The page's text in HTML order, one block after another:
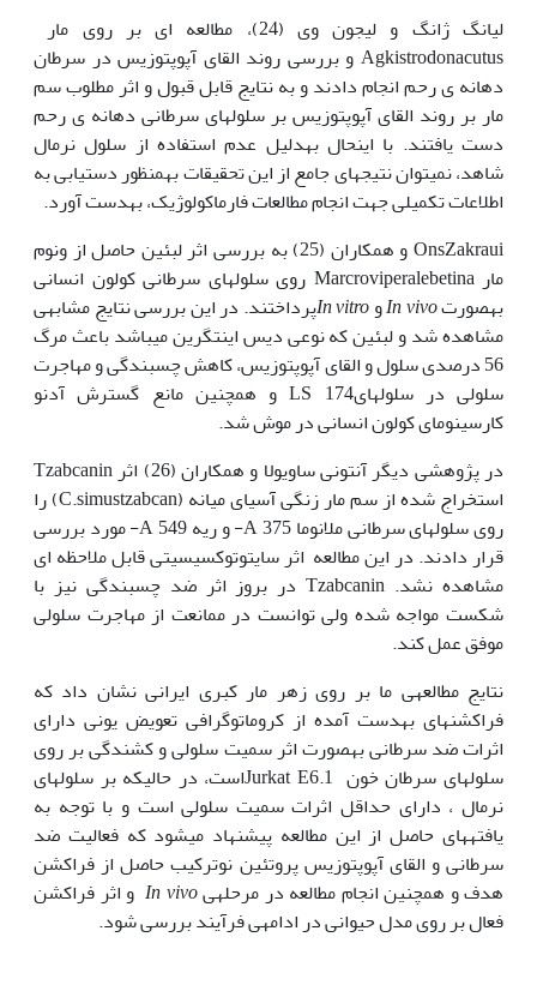
لیانگ ژانگ و لیجون وی (24)، مطالعه ای بر روی مار
Agkistrodonacutus و بررسی روند القای آپوپتوزیس در سرطان
دهانه ی رحم انجام دادند و به نتایج قابل قبول و اثر مطلوب سم
مار بر روند القای آپوپتوزیس بر سلول‫های سرطانی دهانه ی رحم
دست یافتند. با این‫حال به‫دلیل عدم استفاده از سلول نرمال
شاهد‫، نمی‫توان نتیجه‫ای جامع از این تحقیقات به‫منظور دست‫یابی به
اطلاعات تکمیلی جهت انجام مطالعات فارماکولوژیک‫، به‫دست آورد.
OnsZakraui و همکاران (25) به بررسی اثر لبئین حاصل از ونوم
مار Marcroviperalebetina روی سلول‫های سرطانی کولون انسانی
به‫صورت
In vivoوIn vitroپرداختند. در این بررسی نتایج مشابهی
مشاهده شد و لبئین که نوعی دیس اینتگرین می‫باشد باعث مرگ
56 درصدی سلول و القای آپوپتوزیس، کاهش چسبندگی و مهاجرت
سلولی در سلول‫های174 LS و همچنین مانع گسترش آدنو
کارسینومای کولون انسانی در موش شد.
در پژوهشی دیگر آنتونی ساویولا و همکاران (26) اثر Tzabcanin
استخراج شده از سم مار زنگی آسیای میانه (C.simustzabcan) را
روی سلول‫های سرطانی ملانوما 375 A- و ریه 549 A- مورد بررسی
قرار دادند. در این مطالعه اثر سایتوتوکسیسیتی قابل ملاحظه ای
مشاهده نشد. Tzabcanin در بروز اثر ضد چسبندگی نیز با
شکست مواجه شده ولی توانست در ممانعت از مهاجرت سلولی
موفق عمل کند.
نتایج مطالعه‫ی ما بر روی زهر مار کبری ایرانی نشان داد که
فراکشن‫های به‫دست آمده از کروماتوگرافی تعویض یونی دارای
اثرات ضد سرطانی به‫صورت اثر سمیت سلولی و کشندگی بر روی
سلول‫های سرطان خون Jurkat E6.1است، در حالی‫که بر سلول‫های
نرمال ، دارای حداقل اثرات سمیت سلولی است و با توجه به
یافته‫های حاصل از این مطالعه پیشنهاد می‫شود که فعالیت ضد
سرطانی و القای آپوپتوزیس پروتئین نوترکیب حاصل از فراکشن
هدف و همچنین انجام مطالعه در مرحله‫ی In vivo و اثر فراکشن
فعال بر روی مدل حیوانی در ادامه‫ی فرآیند بررسی شود.